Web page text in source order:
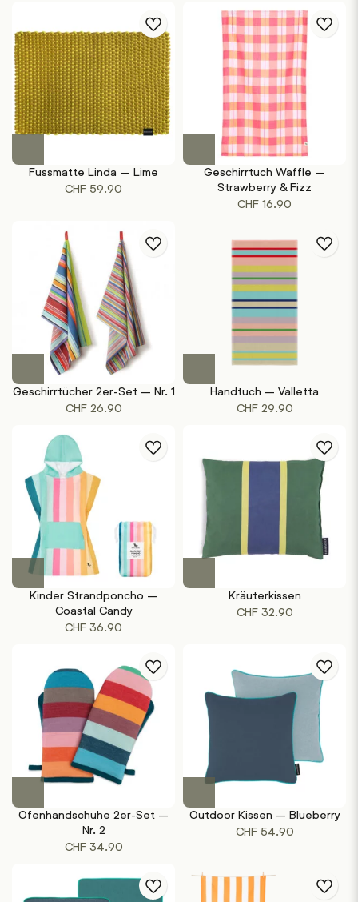
of
5
based
on
2
customer
ratings
Fussmatte Linda – Lime
CHF 59.90
Geschirrtuch Waffle –
Strawberry & Fizz
CHF 16.90
Geschirrtücher 2er-Set – Nr. 1
CHF26.90
Handtuch – Valletta
CHF29.90
Kinder Strandponcho –
Coastal Candy
CHF 36.90
Kräuterkissen
CHF32.90
Ofenhandschuhe 2er-Set –
Nr. 2
CHF34.90
Outdoor Kissen – Blueberry
CHF54.90